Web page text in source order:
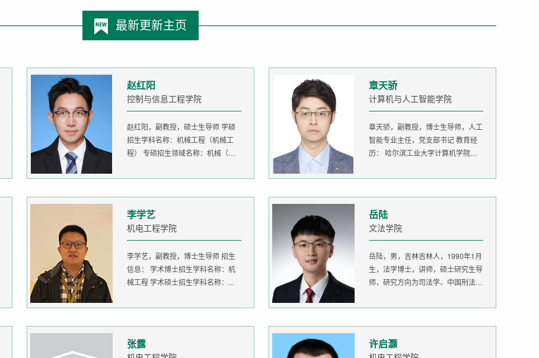
最新更新主页
赵红阳
控制与信息工程学院
赵红阳，副教授，硕士生导师 学硕
招生学科名称：机械工程（机械工
程） 专硕招生领域名称：机械（机
章天骄
计算机与人工智能学院
章天骄，副教授，博士生导师，人工
智能专业主任，党支部书记 教育经
历： 哈尔滨工业大学计算机学院
李学艺
机电工程学院
李学艺，副教授，博士生导师 招生
信息： 学术博士招生学科名称：机
械工程 学术硕士招生学科名称：...
岳陆
文法学院
岳陆，男，吉林吉林人，1990年1月
生，法学博士，讲师，硕士研究生导
师，研究方向为司法学、中国刑法
张露 许启灏